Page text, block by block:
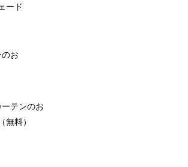
ード
お
テンのお
無料）